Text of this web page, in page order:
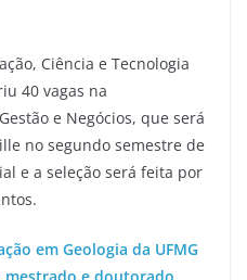
Ciência e Tecnologia
40 vagas na
e Negócios, que será
no segundo semestre de
e a seleção será feita por
em Geologia da UFMG